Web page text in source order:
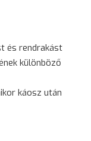
és rendrakást
különböző
káosz után